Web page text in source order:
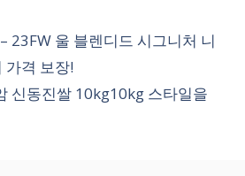
23FW 울 블렌디드 시그니처 니
가격 보장!
신동진쌀 10kg10kg 스타일을